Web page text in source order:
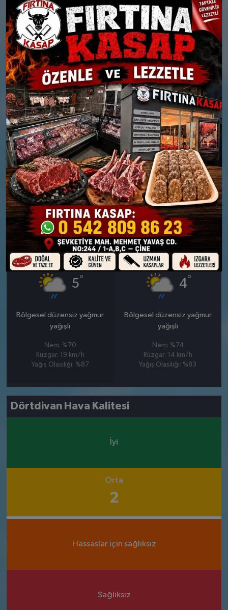
Bölgesel düzensiz yağmur
yağışlı
Nem: %90
Rüzgar: 9 km/h
Yağış Olasılığı: %89
Bölgesel düzensiz yağmur
yağışlı
Nem: %93
Rüzgar: 9 km/h
Yağış Olasılığı: %88
26 MART
PERŞEMBE
6°
Güneşli
Nem: %73
Rüzgar: 9 km/h
27 MART
CUMA
9°
Güneşli
Nem: %60
Rüzgar: 21 km/h
28 MART
CUMARTESI
5°
Bölgesel düzensiz yağmur
yağışlı
Nem: %70
Rüzgar: 19 km/h
Yağış Olasılığı: %87
29 MART
PAZAR
4°
Bölgesel düzensiz yağmur
yağışlı
Nem: %74
Rüzgar: 14 km/h
Yağış Olasılığı: %83
Dörtdivan Hava Kalitesi
İyi
Orta
2
Hassaslar için sağlıksız
Sağlıksız